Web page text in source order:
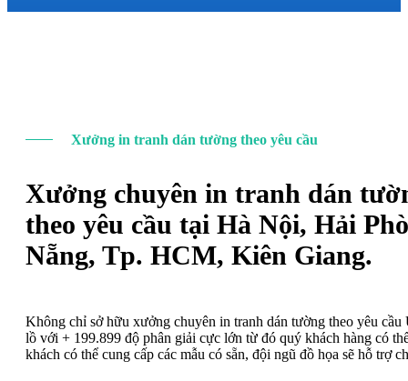
Xưởng in tranh dán tường theo yêu cầu
Xưởng chuyên in tranh dán
theo yêu cầu tại Hà Nội, Hải
Nẵng, Tp. HCM, Kiên Giang.
Không chỉ sở hữu xưởng chuyên in tranh dán tường theo yêu
lồ với + 199.899 độ phân giải cực lớn từ đó quý khách hàng có
khách có thể cung cấp các mẫu có sẵn, đội ngũ đồ họa sẽ hỗ trợ